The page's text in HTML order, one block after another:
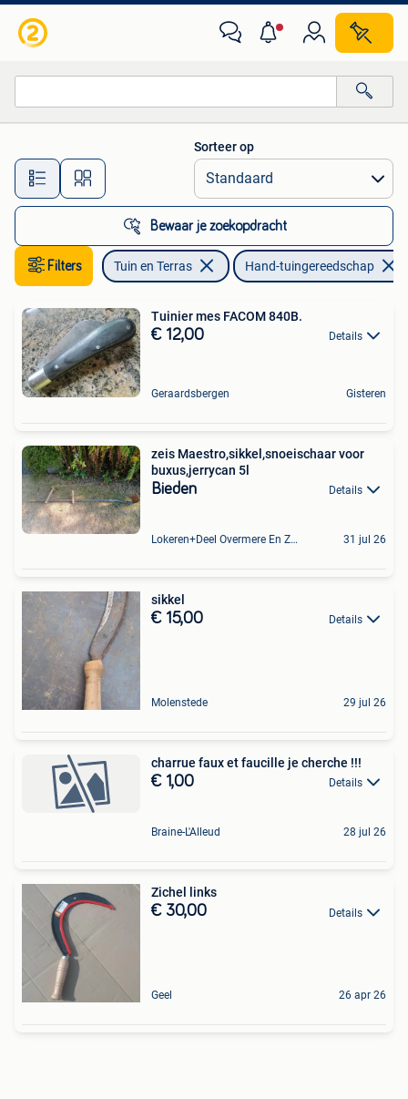
Alle afstanden…
Sorteer op
Bewaar je zoekopdracht
Filters Tuin en Terras Hand-tuingereedschap
Tuinier mes FACOM 840B.
€ 12,00 Details
Geraardsbergen Gisteren
zeis Maestro,sikkel,snoeischaar voor
buxus,jerrycan 5l
Bieden Details
Lokeren+Deel Overmere En Zele 31 jul 26
sikkel
€ 15,00 Details
Molenstede 29 jul 26
charrue faux et faucille je cherche !!!
€ 1,00 Details
Braine-L'Alleud 28 jul 26
Zichel links
€ 30,00 Details
Geel 26 apr 26